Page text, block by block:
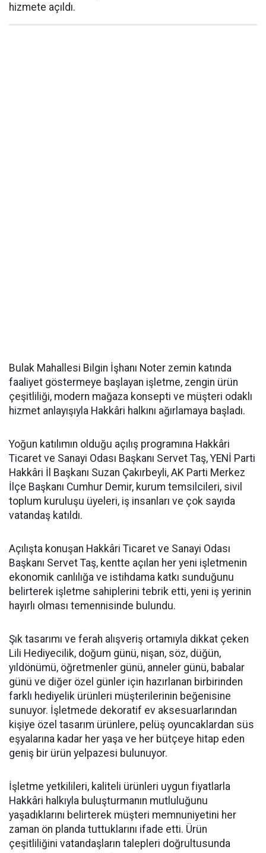
hizmete açıldı.
Bulak Mahallesi Bilgin İşhanı Noter zemin katında
faaliyet göstermeye başlayan işletme, zengin ürün
çeşitliliği, modern mağaza konsepti ve müşteri odaklı
hizmet anlayışıyla Hakkâri halkını ağırlamaya başladı.
Yoğun katılımın olduğu açılış programına Hakkâri
Ticaret ve Sanayi Odası Başkanı Servet Taş, YENİ Parti
Hakkâri İl Başkanı Suzan Çakırbeyli, AK Parti Merkez
İlçe Başkanı Cumhur Demir, kurum temsilcileri, sivil
toplum kuruluşu üyeleri, iş insanları ve çok sayıda
vatandaş katıldı.
Açılışta konuşan Hakkâri Ticaret ve Sanayi Odası
Başkanı Servet Taş, kentte açılan her yeni işletmenin
ekonomik canlılığa ve istihdama katkı sunduğunu
belirterek işletme sahiplerini tebrik etti, yeni iş yerinin
hayırlı olması temennisinde bulundu.
Şık tasarımı ve ferah alışveriş ortamıyla dikkat çeken
Lili Hediyecilik, doğum günü, nişan, söz, düğün,
yıldönümü, öğretmenler günü, anneler günü, babalar
günü ve diğer özel günler için hazırlanan birbirinden
farklı hediyelik ürünleri müşterilerinin beğenisine
sunuyor. İşletmede dekoratif ev aksesuarlarından
kişiye özel tasarım ürünlere, pelüş oyuncaklardan süs
eşyalarına kadar her yaşa ve her bütçeye hitap eden
geniş bir ürün yelpazesi bulunuyor.
İşletme yetkilileri, kaliteli ürünleri uygun fiyatlarla
Hakkâri halkıyla buluşturmanın mutluluğunu
yaşadıklarını belirterek müşteri memnuniyetini her
zaman ön planda tuttuklarını ifade etti. Ürün
çeşitliliğini vatandaşların talepleri doğrultusunda